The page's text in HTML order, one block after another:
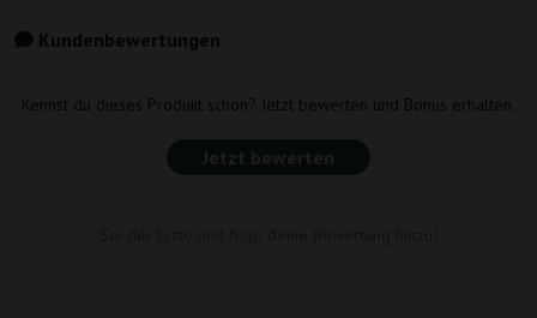
Kundenbewertungen
Kennst du dieses Produkt schon? Jetzt bewerten und Bonus erhalten.
Jetzt bewerten